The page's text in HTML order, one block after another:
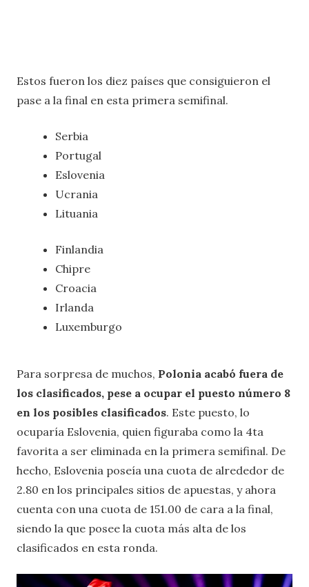
Estos fueron los diez países que consiguieron el
pase a la final en esta primera semifinal.
Serbia
Portugal
Eslovenia
Ucrania
Lituania
Finlandia
Chipre
Croacia
Irlanda
Luxemburgo
Para sorpresa de muchos, Polonia acabó fuera de
los clasificados, pese a ocupar el puesto número 8
en los posibles clasificados. Este puesto, lo
ocuparía Eslovenia, quien figuraba como la 4ta
favorita a ser eliminada en la primera semifinal. De
hecho, Eslovenia poseía una cuota de alrededor de
2.80 en los principales sitios de apuestas, y ahora
cuenta con una cuota de 151.00 de cara a la final,
siendo la que posee la cuota más alta de los
clasificados en esta ronda.